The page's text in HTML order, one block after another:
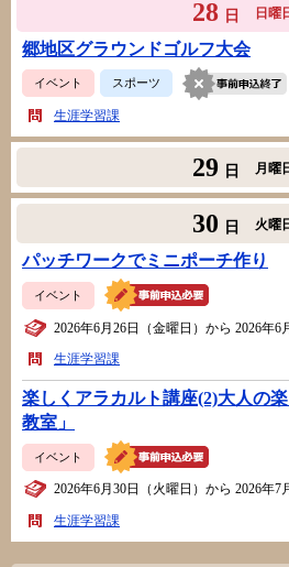
28 日 日曜
郷地区グラウンドゴルフ大会
イベント スポーツ
生涯学習課
29 日 月曜
30 日 火曜
パッチワークでミニポーチ作り
イベント
2026年6月26日（金曜日）から 2026年6
生涯学習課
楽しくアラカルト講座(2)大人の
教室」
イベント
2026年6月30日（火曜日）から 2026年
生涯学習課